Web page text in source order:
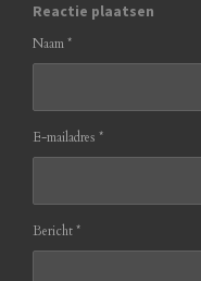
Reactie plaatsen
Naam *
E-mailadres *
Bericht *